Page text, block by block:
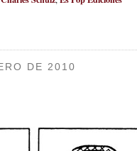
DE 2010